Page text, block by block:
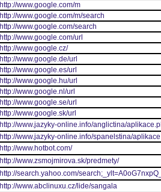
http://www.google.com/m
http://www.google.com/m/search
http://www.google.com/search
http://www.google.com/url
http://www.google.cz/
http://www.google.de/url
http://www.google.es/url
http://www.google.hu/url
http://www.google.nl/url
http://www.google.se/url
http://www.google.sk/url
http://www.jazyky-online.info/anglictina/
http://www.jazyky-online.info/spanelstina/
http://www.hotbot.com/
http://www.zsmojmirova.sk/predmety/
http://search.yahoo.com/
http://www.abclinuxu.cz/lide/sangala